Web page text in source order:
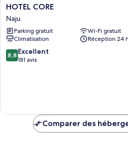
HOTEL
CORE
Naju
HOTEL CORE
Naju
Parking gratuit
Wi-Fi gratuit
Climatisation
Réception 24
8.8
sur
8,8 Excellent
181 avis
Comparer des